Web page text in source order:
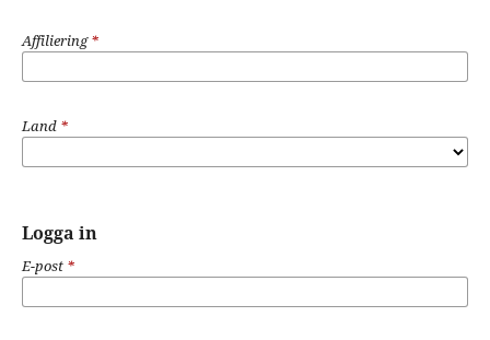
Affiliering*
Land *
Logga in
E-post *